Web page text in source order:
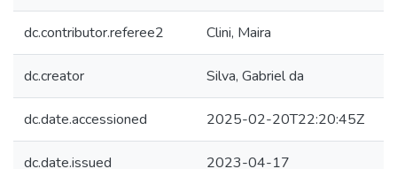
dc.contributor.referee2 Clini, Maira
dc.creator Silva, Gabriel da
dc.date.accessioned 2025-02-20T22:20:45Z
dc.date.issued 2023-04-17